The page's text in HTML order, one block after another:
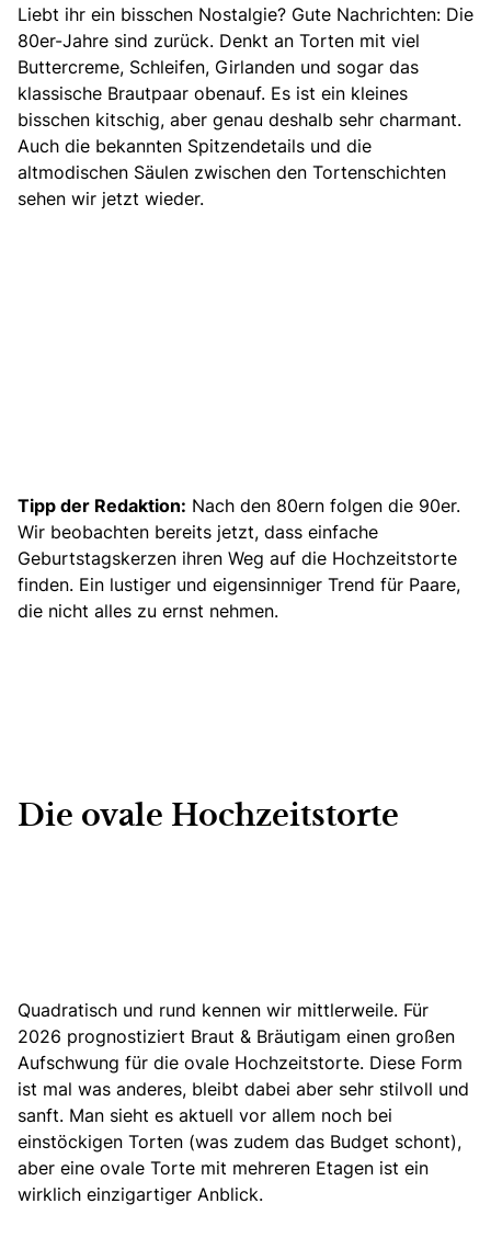
Liebt ihr ein bisschen Nostalgie? Gute Nachrichten: Die
80er-Jahre sind zurück. Denkt an Torten mit viel
Buttercreme, Schleifen, Girlanden und sogar das
klassische Brautpaar obenauf. Es ist ein kleines
bisschen kitschig, aber genau deshalb sehr charmant.
Auch die bekannten Spitzendetails und die
altmodischen Säulen zwischen den Tortenschichten
sehen wir jetzt wieder.
Tipp der Redaktion: Nach den 80ern folgen die 90er.
Wir beobachten bereits jetzt, dass einfache
Geburtstagskerzen ihren Weg auf die Hochzeitstorte
finden. Ein lustiger und eigensinniger Trend für Paare,
die nicht alles zu ernst nehmen.
Die ovale Hochzeitstorte
Quadratisch und rund kennen wir mittlerweile. Für
2026 prognostiziert Braut & Bräutigam einen großen
Aufschwung für die ovale Hochzeitstorte. Diese Form
ist mal was anderes, bleibt dabei aber sehr stilvoll und
sanft. Man sieht es aktuell vor allem noch bei
einstöckigen Torten (was zudem das Budget schont),
aber eine ovale Torte mit mehreren Etagen ist ein
wirklich einzigartiger Anblick.